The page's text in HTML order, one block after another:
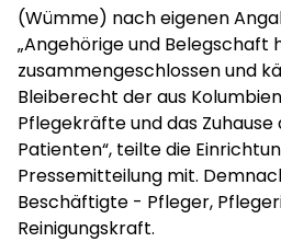
(Wümme) nach eigenen
„Angehörige und Belegschaft
zusammengeschlossen und
Bleiberecht der aus
Pflegekräfte und das
Patienten“, teilte die
Pressemitteilung mit.
Beschäftigte - Pfleger,
Reinigungskraft.